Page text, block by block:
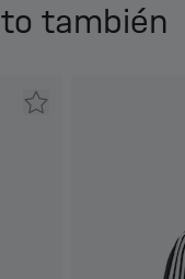
también